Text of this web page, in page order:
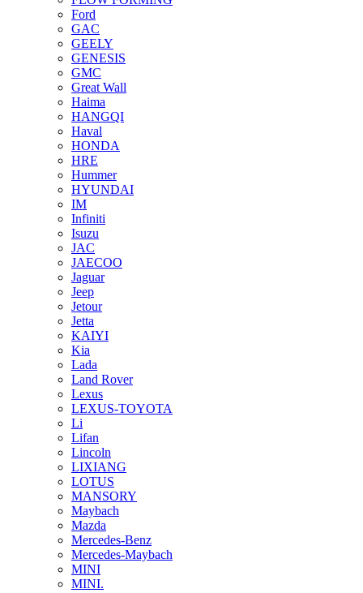
Ford
GAC
GEELY
GENESIS
GMC
Great Wall
Haima
HANGQI
Haval
HONDA
HRE
Hummer
HYUNDAI
IM
Infiniti
Isuzu
JAC
JAECOO
Jaguar
Jeep
Jetour
Jetta
KAIYI
Kia
Lada
Land Rover
Lexus
LEXUS-TOYOTA
Li
Lifan
Lincoln
LIXIANG
LOTUS
MANSORY
Maybach
Mazda
Mercedes-Benz
Mercedes-Maybach
MINI
MINI.